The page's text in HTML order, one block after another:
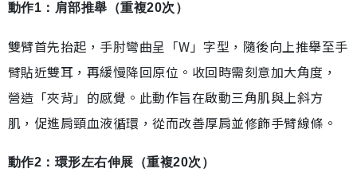
動作1：肩部推舉（重複20次）
雙臂首先抬起，手肘彎曲呈「W」字型，隨後向上推舉至手
臂貼近雙耳，再緩慢降回原位。收回時需刻意加大角度，
營造「夾背」的感覺。此動作旨在啟動三角肌與上斜方
肌，促進肩頸血液循環，從而改善厚肩並修飾手臂線條。
動作2：環形左右伸展（重複20次）